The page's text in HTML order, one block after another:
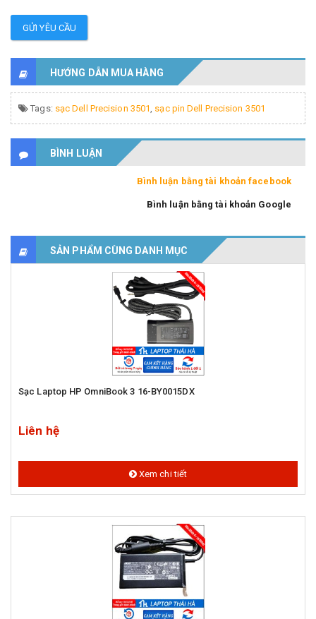
GỬI YÊU CẦU
HƯỚNG DẪN MUA HÀNG
Tags: sạc Dell Precision 3501 sạc pin Dell Precision 3501
BÌNH LUẬN
Bình luận bằng tài khoản facebook
Bình luận bằng tài khoản Google
SẢN PHẨM CÙNG DANH MỤC
Sạc Laptop HP OmniBook 3 16-BY0015DX
Liên hệ
Xem chi tiết